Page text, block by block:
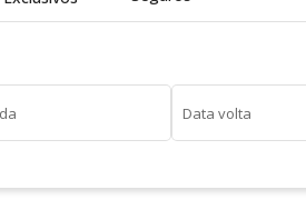
Data volta